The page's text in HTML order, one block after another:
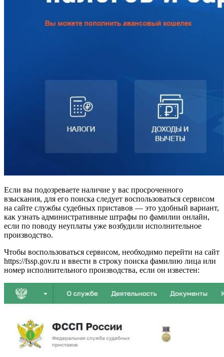
Если вы подозреваете наличие у вас просроченного
взыскания, для его поиска следует воспользоваться сервисом
на сайте службы судебных приставов — это удобный вариант,
как узнать административные штрафы по фамилии онлайн,
если по поводу неуплаты уже возбудили исполнительное
производство.
Чтобы воспользоваться сервисом, необходимо перейти на сайт
https://fssp.gov.ru и ввести в строку поиска фамилию лица или
номер исполнительного производства, если он известен: